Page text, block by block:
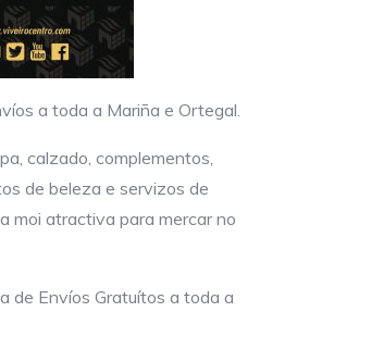
a toda a Mariña e Ortegal.
calzado, complementos,
de beleza e servizos de
moi atractiva para mercar no
de Envíos Gratuítos a toda a